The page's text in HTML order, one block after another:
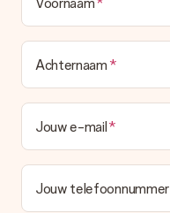
Achternaam
Jouw e-mail
Jouw telefoonnummer